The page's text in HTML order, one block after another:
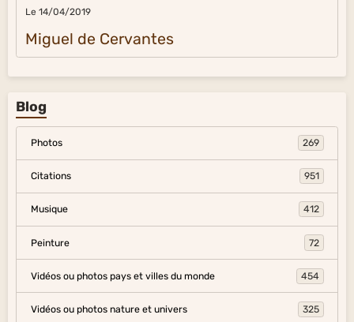
Le 14/04/2019
Miguel de Cervantes
Blog
Photos 269
Citations 951
Musique 412
Peinture 72
Vidéos ou photos pays et villes du monde 454
Vidéos ou photos nature et univers 325